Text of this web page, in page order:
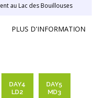
au Lac des Bouillouses
PLUS D'INFORMATION
DAY4
LD2
DAY5
MD3